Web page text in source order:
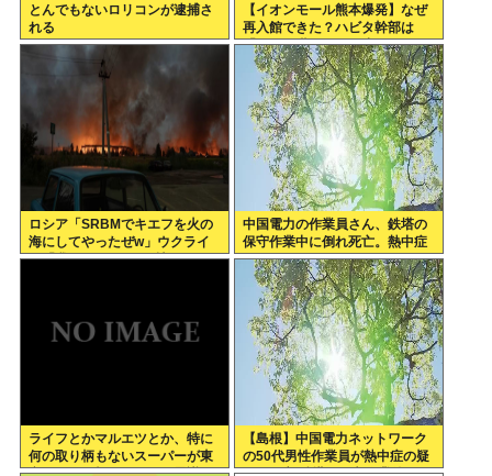
とんでもないロリコンが逮捕さ
れる
【イオンモール熊本爆発】なぜ
再入館できた？ハビタ幹部は
「モール職員は引き止めなかっ
た」イオン「運用を徹底できな
かった可能性」
ロシア「SRBMでキエフを火の
海にしてやったぜw」ウクライ
ナ「我々もSRBMで反撃する
中国電力の作業員さん、鉄塔の
保守作業中に倒れ死亡。熱中症
か
ライフとかマルエツとか、特に
何の取り柄もないスーパーが東
【島根】中国電力ネットワーク
の50代男性作業員が熱中症の疑